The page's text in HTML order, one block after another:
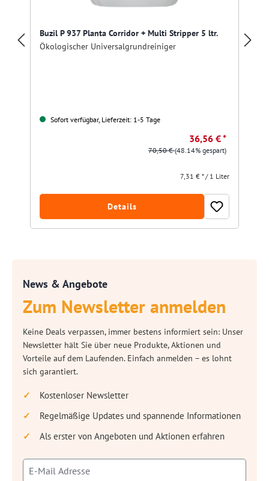
Buzil P 937 Planta Corridor + Multi Stripper 5 ltr.
Ökologischer Universalgrundreiniger
Sofort verfügbar, Lieferzeit: 1-5 Tage
36,56 € *
70,50 €(48.14% gespart)
7,31 € * / 1 Liter
Details
News & Angebote
Zum Newsletter anmelden
Keine Deals verpassen, immer bestens informiert sein: Unser
Newsletter hält Sie über neue Produkte, Aktionen und
Vorteile auf dem Laufenden. Einfach anmelden – es lohnt
sich garantiert.
Kostenloser Newsletter
Regelmäßige Updates und spannende Informationen
Als erster von Angeboten und Aktionen erfahren